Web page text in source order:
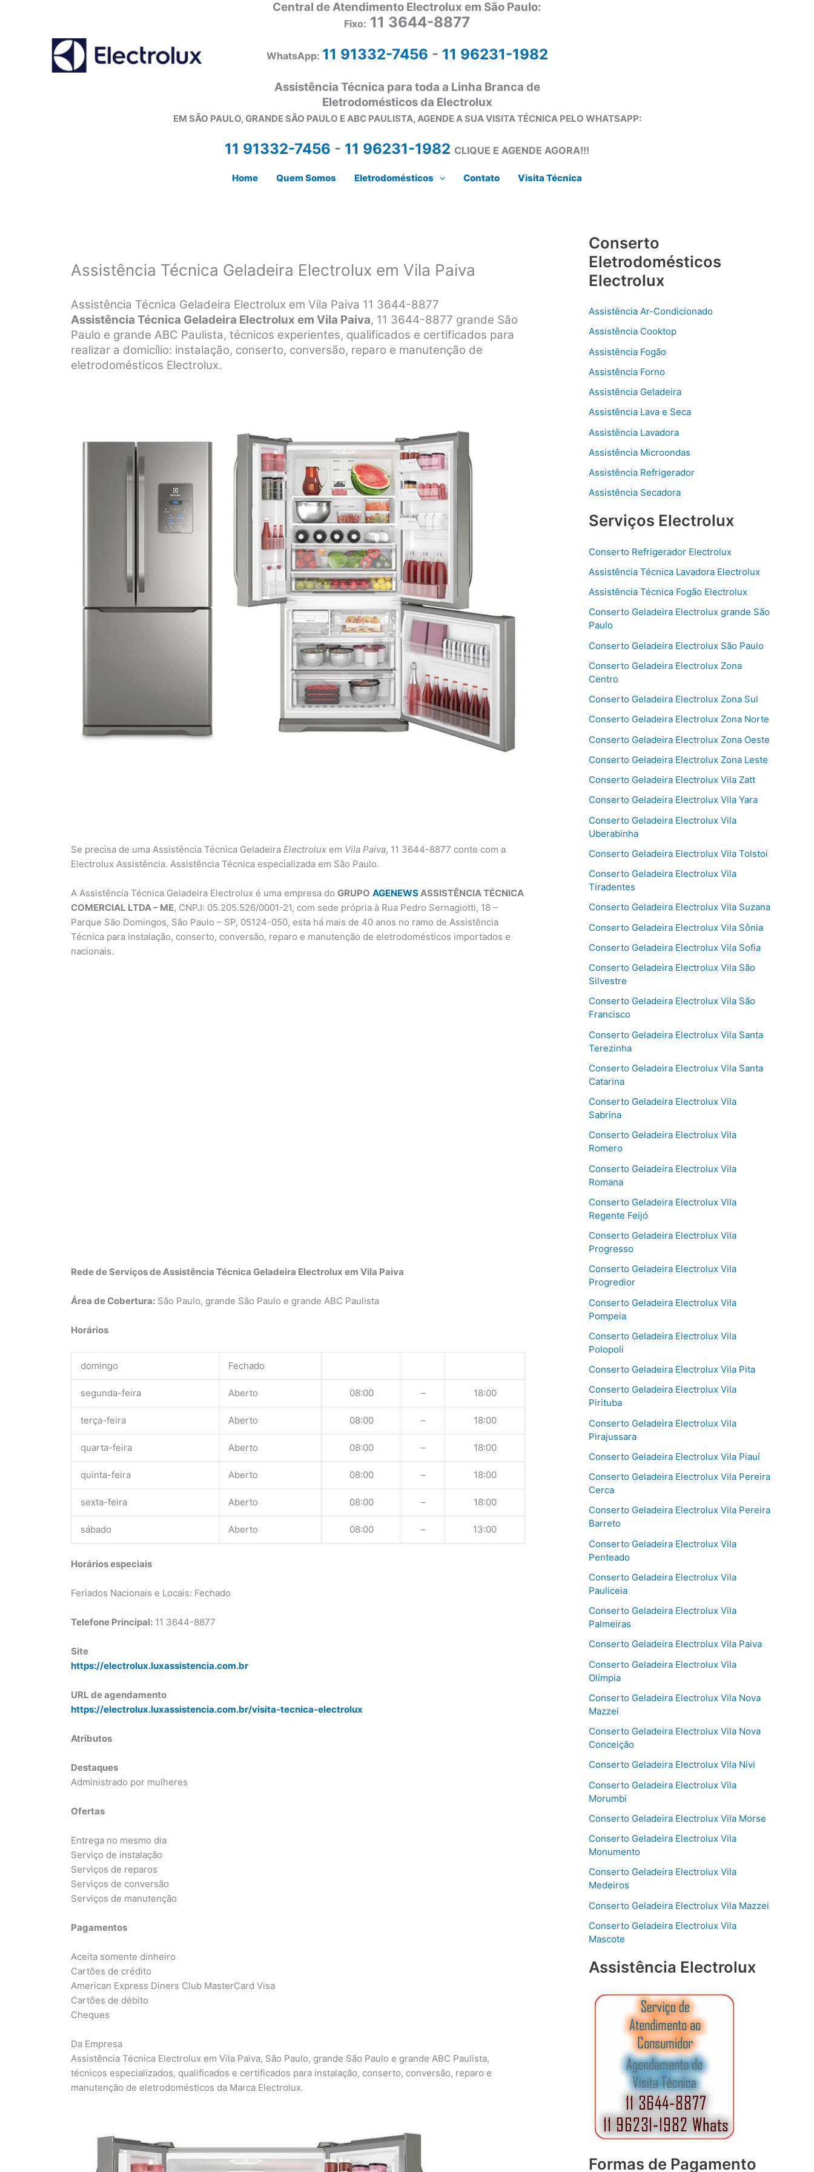
Central de Atendimento Electrolux em São Paulo:
Fixo: 11 3644-8877
WhatsApp: 11 91332-7456 - 11 96231-1982
Assistência Técnica para toda a Linha Branca de
Eletrodomésticos da Electrolux
EM SÃO PAULO, GRANDE SÃO PAULO E ABC PAULISTA, AGENDE A SUA VISITA TÉCNICA PELO WHATSAPP:
11 91332-7456 - 11 96231-1982 CLIQUE E AGENDE AGORA!!!
Home Quem Somos Eletrodomésticos Contato Visita Técnica
Assistência Técnica Geladeira Electrolux em Vila Paiva
Assistência Técnica Geladeira Electrolux em Vila Paiva 11 3644-8877
Assistência Técnica Geladeira Electrolux em Vila Paiva, 11 3644-8877 grande São
Paulo e grande ABC Paulista, técnicos experientes, qualificados e certificados para
realizar a domicílio: instalação, conserto, conversão, reparo e manutenção de
eletrodomésticos Electrolux.
Se precisa de uma Assistência Técnica Geladeira Electrolux em Vila Paiva, 11 3644-8877 conte com a
Electrolux Assistência. Assistência Técnica especializada em São Paulo.
A Assistência Técnica Geladeira Electrolux é uma empresa do GRUPO AGENEWS ASSISTÊNCIA TÉCNICA
COMERCIAL LTDA – ME, CNPJ: 05.205.526/0001-21, com sede própria à Rua Pedro Sernagiotti, 18 –
Parque São Domingos, São Paulo – SP, 05124-050, esta há mais de 40 anos no ramo de Assistência
Técnica para instalação, conserto, conversão, reparo e manutenção de eletrodomésticos importados e
nacionais.
Rede de Serviços de Assistência Técnica Geladeira Electrolux em Vila Paiva
Área de Cobertura: São Paulo, grande São Paulo e grande ABC Paulista
Horários
domingo Fechado
segunda-feira Aberto 08:00 – 18:00
terça-feira Aberto 08:00 – 18:00
quarta-feira Aberto 08:00 – 18:00
quinta-feira Aberto 08:00 – 18:00
sexta-feira Aberto 08:00 – 18:00
sábado Aberto 08:00 – 13:00
Horários especiais
Feriados Nacionais e Locais: Fechado
Telefone Principal: 11 3644-8877
Site
https://electrolux.luxassistencia.com.br
URL de agendamento
https://electrolux.luxassistencia.com.br/visita-tecnica-electrolux
Atributos
Destaques
Administrado por mulheres
Ofertas
Entrega no mesmo dia
Serviço de instalação
Serviços de reparos
Serviços de conversão
Serviços de manutenção
Pagamentos
Aceita somente dinheiro
Cartões de crédito
American Express Diners Club MasterCard Visa
Cartões de débito
Cheques
Da Empresa
Assistência Técnica Electrolux em Vila Paiva, São Paulo, grande São Paulo e grande ABC Paulista,
técnicos especializados, qualificados e certificados para instalação, conserto, conversão, reparo e
manutenção de eletrodomésticos da Marca Electrolux.
Conserto
Eletrodomésticos
Electrolux
Assistência Ar-Condicionado
Assistência Cooktop
Assistência Fogão
Assistência Forno
Assistência Geladeira
Assistência Lava e Seca
Assistência Lavadora
Assistência Microondas
Assistência Refrigerador
Assistência Secadora
Serviços Electrolux
Conserto Refrigerador Electrolux
Assistência Técnica Lavadora Electrolux
Assistência Técnica Fogão Electrolux
Conserto Geladeira Electrolux grande São
Paulo
Conserto Geladeira Electrolux São Paulo
Conserto Geladeira Electrolux Zona
Centro
Conserto Geladeira Electrolux Zona Sul
Conserto Geladeira Electrolux Zona Norte
Conserto Geladeira Electrolux Zona Oeste
Conserto Geladeira Electrolux Zona Leste
Conserto Geladeira Electrolux Vila Zatt
Conserto Geladeira Electrolux Vila Yara
Conserto Geladeira Electrolux Vila
Uberabinha
Conserto Geladeira Electrolux Vila Tolstoi
Conserto Geladeira Electrolux Vila
Tiradentes
Conserto Geladeira Electrolux Vila Suzana
Conserto Geladeira Electrolux Vila Sônia
Conserto Geladeira Electrolux Vila Sofia
Conserto Geladeira Electrolux Vila São
Silvestre
Conserto Geladeira Electrolux Vila São
Francisco
Conserto Geladeira Electrolux Vila Santa
Terezinha
Conserto Geladeira Electrolux Vila Santa
Catarina
Conserto Geladeira Electrolux Vila
Sabrina
Conserto Geladeira Electrolux Vila
Romero
Conserto Geladeira Electrolux Vila
Romana
Conserto Geladeira Electrolux Vila
Regente Feijó
Conserto Geladeira Electrolux Vila
Progresso
Conserto Geladeira Electrolux Vila
Progredior
Conserto Geladeira Electrolux Vila
Pompeia
Conserto Geladeira Electrolux Vila
Polopoli
Conserto Geladeira Electrolux Vila Pita
Conserto Geladeira Electrolux Vila
Pirituba
Conserto Geladeira Electrolux Vila
Pirajussara
Conserto Geladeira Electrolux Vila Piauí
Conserto Geladeira Electrolux Vila Pereira
Cerca
Conserto Geladeira Electrolux Vila Pereira
Barreto
Conserto Geladeira Electrolux Vila
Penteado
Conserto Geladeira Electrolux Vila
Pauliceia
Conserto Geladeira Electrolux Vila
Palmeiras
Conserto Geladeira Electrolux Vila Paiva
Conserto Geladeira Electrolux Vila
Olímpia
Conserto Geladeira Electrolux Vila Nova
Mazzei
Conserto Geladeira Electrolux Vila Nova
Conceição
Conserto Geladeira Electrolux Vila Nivi
Conserto Geladeira Electrolux Vila
Morumbi
Conserto Geladeira Electrolux Vila Morse
Conserto Geladeira Electrolux Vila
Monumento
Conserto Geladeira Electrolux Vila
Medeiros
Conserto Geladeira Electrolux Vila Mazzei
Conserto Geladeira Electrolux Vila
Mascote
Assistência Electrolux
Formas de Pagamento